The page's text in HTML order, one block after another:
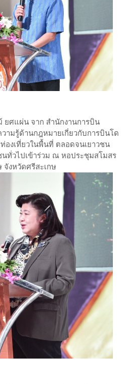
ยศแผ่น จาก สำนักงานการบิน
ามรู้ด้านกฎหมายเกี่ยวกับการบินโด
องเที่ยวในพื้นที่ ตลอดจนเยาวชน
ทั่วไปเข้าร่วม ณ หอประชุมสโมสร
จังหวัดศรีสะเกษ